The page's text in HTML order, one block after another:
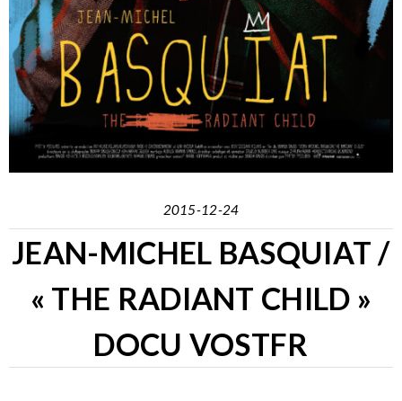
2015-12-24
JEAN-MICHEL BASQUIAT /
« THE RADIANT CHILD »
DOCU VOSTFR